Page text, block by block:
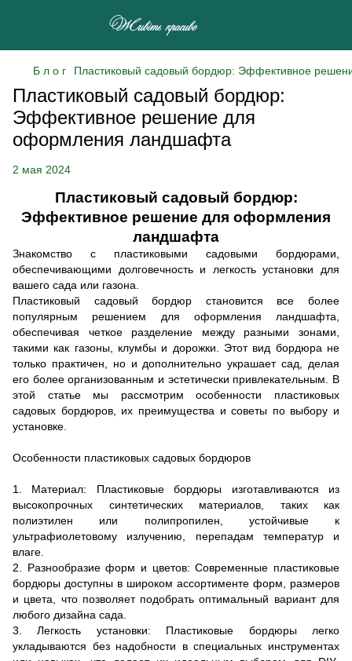
Б л о г Пластиковый садовый бордюр: Эффективное
Пластиковый садовый бордюр:
Эффективное решение для
оформления ландшафта
2 мая 2024
Пластиковый садовый бордюр:
Эффективное решение для оформления
ландшафта
Знакомство с пластиковыми садовыми бордюрами,
обеспечивающими долговечность и легкость установки для
вашего сада или газона.
Пластиковый садовый бордюр становится все более
популярным решением для оформления ландшафта,
обеспечивая четкое разделение между разными зонами,
такими как газоны, клумбы и дорожки. Этот вид бордюра не
только практичен, но и дополнительно украшает сад, делая
его более организованным и эстетически привлекательным. В
этой статье мы рассмотрим особенности пластиковых
садовых бордюров, их преимущества и советы по выбору и
установке.
Особенности пластиковых садовых бордюров
1. Материал: Пластиковые бордюры изготавливаются из
высокопрочных синтетических материалов, таких как
полиэтилен или полипропилен, устойчивые к
ультрафиолетовому излучению, перепадам температур и
влаге.
2. Разнообразие форм и цветов: Современные пластиковые
бордюры доступны в широком ассортименте форм, размеров
и цвета, что позволяет подобрать оптимальный вариант для
любого дизайна сада.
3. Легкость установки: Пластиковые бордюры легко
укладываются без надобности в специальных инструментах